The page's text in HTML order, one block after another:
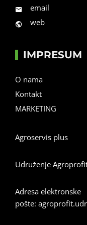
email
web
IMPRESUM
O nama
Kontakt
MARKETING
Agroservis plus
Udruženje
Adresa elektronske
pošte: